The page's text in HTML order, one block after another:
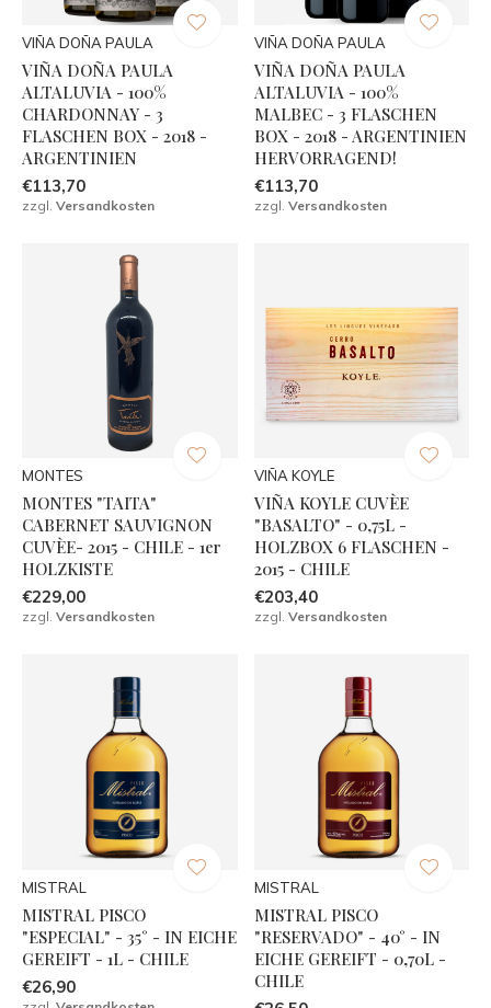
VIÑA DOÑA PAULA
VIÑA DOÑA PAULA
ALTALUVIA - 100%
CHARDONNAY - 3
FLASCHEN BOX - 2018 -
ARGENTINIEN
€113,70
zzgl. Versandkosten
VIÑA DOÑA PAULA
VIÑA DOÑA PAULA
ALTALUVIA - 100%
MALBEC - 3 FLASCHEN
BOX - 2018 - ARGENTINIEN
HERVORRAGEND!
€113,70
zzgl. Versandkosten
MONTES
MONTES "TAITA"
CABERNET SAUVIGNON
CUVÈE- 2015 - CHILE - 1er
HOLZKISTE
€229,00
zzgl. Versandkosten
VIÑA KOYLE
VIÑA KOYLE CUVÈE
"BASALTO" - 0,75L -
HOLZBOX 6 FLASCHEN -
2015 - CHILE
€203,40
zzgl. Versandkosten
MISTRAL
MISTRAL PISCO
"ESPECIAL" - 35° - IN EICHE
GEREIFT - 1L - CHILE
€26,90
MISTRAL
MISTRAL PISCO
"RESERVADO" - 40° - IN
EICHE GEREIFT - 0,70L -
CHILE